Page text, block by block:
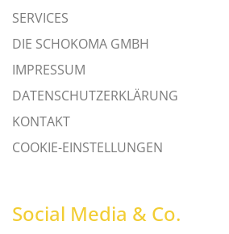
SERVICES
DIE SCHOKOMA GMBH
IMPRESSUM
DATENSCHUTZERKLÄRUNG
KONTAKT
COOKIE-EINSTELLUNGEN
Social Media & Co.